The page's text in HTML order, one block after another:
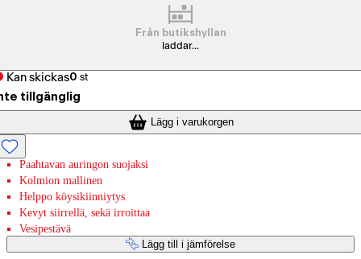
Från butikshyllan
laddar...
Kan skickas0 st
tillgänglig
Lägg i varukorgen
Paahtavan auringon suojaksi
Kolmion mallinen
Helppo köysikiinniytys
Kevyt siirrellä, sekä irroittaa
Vesipestävä
Lägg till i jämförelse